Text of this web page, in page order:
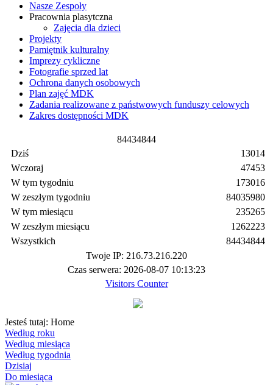
Nasze Zespoły
Pracownia plasytczna
Zajęcia dla dzieci
Projekty
Pamiętnik kulturalny
Imprezy cykliczne
Fotografie sprzed lat
Ochrona danych osobowych
Plan zajęć MDK
Zadania realizowane z państwowych funduszy celowych
Zakres dostępności MDK
84434844
Dziś
Wczoraj
W tym tygodniu
W zeszłym tygodniu
W tym miesiącu
W zeszłym miesiącu
Wszystkich
13014
47453
173016
84035980
235265
1262223
84434844
Twoje IP: 216.73.216.220
Czas serwera: 2026-08-07 10:13:23
Visitors Counter
Jesteś tutaj: Home
Według roku
Według miesiąca
Według tygodnia
Dzisiaj
Do miesiąca